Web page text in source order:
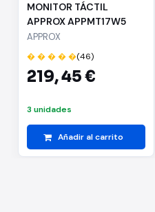
MONITOR TÁCTIL
APPROX APPMT17W5
-17"/43.18CM-
1280*1024 -
300CD/M2- 5MS -
80º/70º - GRADO
VGA/USB - BASE
ESTABLE
APPROX
� � � � �(46)
219,45 €
3 unidades
Añadir al carrito